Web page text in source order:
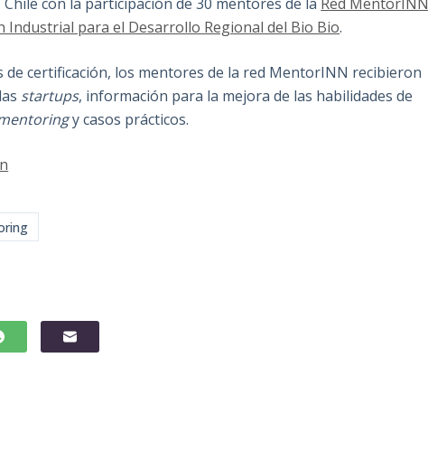
con la participación de 30 mentores de la Red MentorINN
Industrial para el Desarrollo Regional del Bio Bio.
certificación, los mentores de la red MentorINN recibieron
startups, información para la mejora de las habilidades de
y casos prácticos.